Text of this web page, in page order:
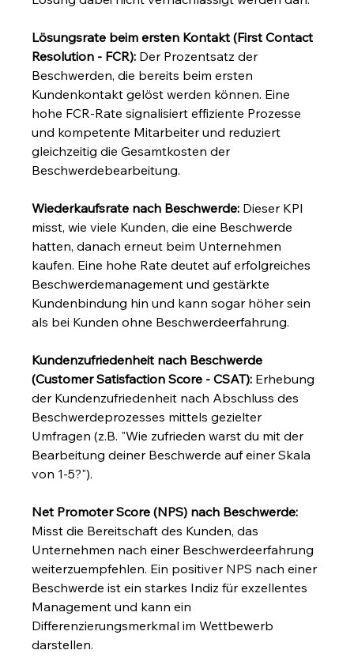
Lösungsrate beim ersten Kontakt (First Contact
Resolution - FCR): Der Prozentsatz der
Beschwerden, die bereits beim ersten
Kundenkontakt gelöst werden können. Eine
hohe FCR-Rate signalisiert effiziente Prozesse
und kompetente Mitarbeiter und reduziert
gleichzeitig die Gesamtkosten der
Beschwerdebearbeitung.
Wiederkaufsrate nach Beschwerde: Dieser KPI
misst, wie viele Kunden, die eine Beschwerde
hatten, danach erneut beim Unternehmen
kaufen. Eine hohe Rate deutet auf erfolgreiches
Beschwerdemanagement und gestärkte
Kundenbindung hin und kann sogar höher sein
als bei Kunden ohne Beschwerdeerfahrung.
Kundenzufriedenheit nach Beschwerde
(Customer Satisfaction Score - CSAT): Erhebung
der Kundenzufriedenheit nach Abschluss des
Beschwerdeprozesses mittels gezielter
Umfragen (z.B. "Wie zufrieden warst du mit der
Bearbeitung deiner Beschwerde auf einer Skala
von 1-5?").
Net Promoter Score (NPS) nach Beschwerde:
Misst die Bereitschaft des Kunden, das
Unternehmen nach einer Beschwerdeerfahrung
weiterzuempfehlen. Ein positiver NPS nach einer
Beschwerde ist ein starkes Indiz für exzellentes
Management und kann ein
Differenzierungsmerkmal im Wettbewerb
darstellen.